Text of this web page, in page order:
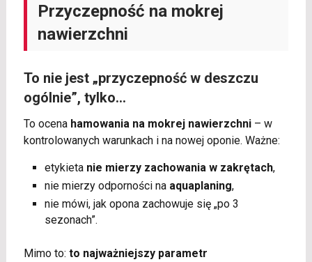
Przyczepność na mokrej
nawierzchni
To nie jest „przyczepność w deszczu
ogólnie”, tylko…
To ocena hamowania na mokrej nawierzchni– w
kontrolowanych warunkach i na nowej oponie. Ważne:
etykieta nie mierzy zachowania w zakrętach,
nie mierzy odporności na aquaplaning,
nie mówi, jak opona zachowuje się „po 3
sezonach”.
Mimo to: to najważniejszy parametr